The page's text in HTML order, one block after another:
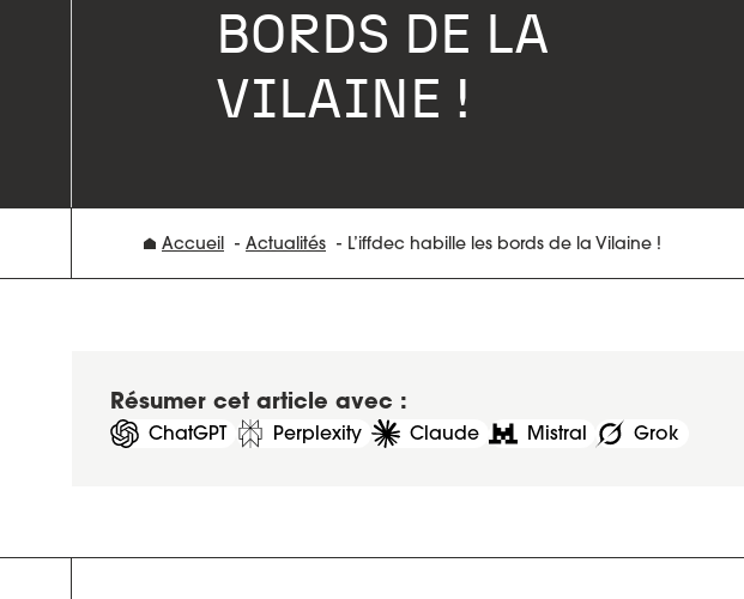
BORDS DE LA
VILAINE !
Accueil Actualités L’iffdec habille les bords de la Vilaine !
Résumer cet article avec :
ChatGPT Perplexity Claude Mistral Grok